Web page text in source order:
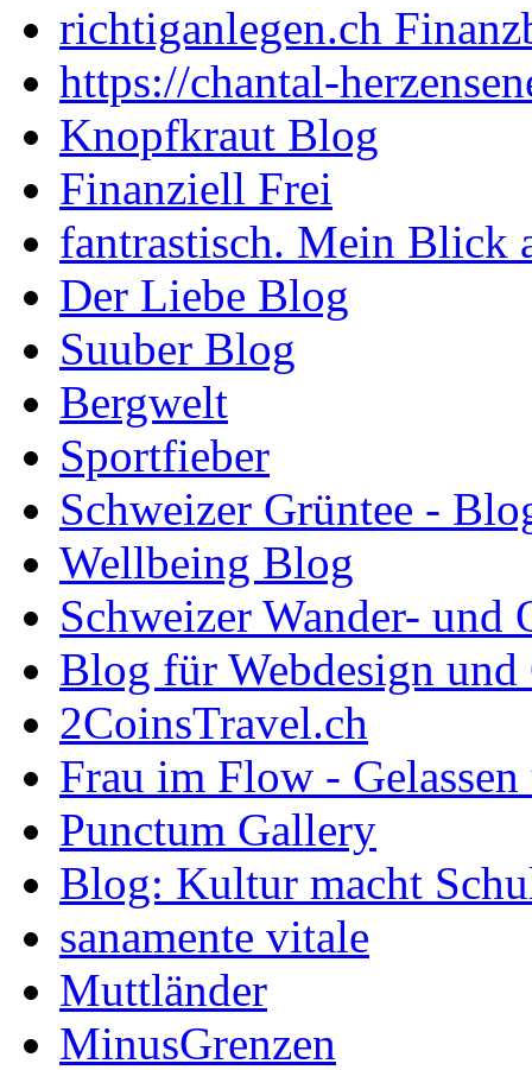
richtiganlegen.ch
https://chantal-
Knopfkraut Blog
Finanziell Frei
fantrastisch. Mein Blick
Der Liebe Blog
Suuber Blog
Bergwelt
Sportfieber
Schweizer Grüntee -
Wellbeing Blog
Schweizer Wander- und
Blog für Webdesign
2CoinsTravel.ch
Frau im Flow -
Punctum Gallery
Blog: Kultur macht
sanamente vitale
Muttländer
MinusGrenzen